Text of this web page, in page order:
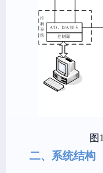
图1
二、系统结构